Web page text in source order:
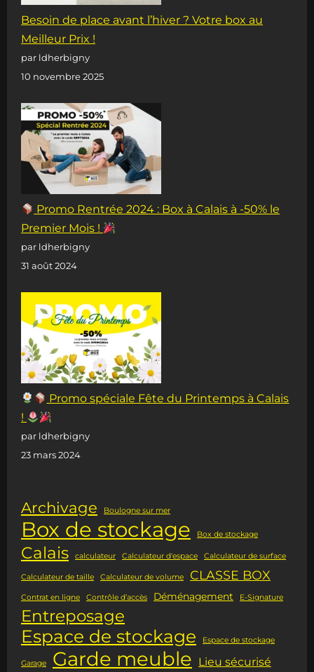
Besoin de place avant l’hiver ? Votre box au
Meilleur Prix !
par ldherbigny
10 novembre 2025
Promo Rentrée 2024 : Box à Calais à -50% le
Premier Mois !
par ldherbigny
31 août 2024
Promo spéciale Fête du Printemps à Calais
!
par ldherbigny
23 mars 2024
Archivage Boulogne sur mer
Box de stockage Box de stockage
Calais calculateur Calculateur d'espace Calculateur de surface
Calculateur de taille Calculateur de volume CLASSE BOX
Contrat en ligne Contrôle d’accès Déménagement E-Signature
Entreposage
Espace de stockage Espace de stockage
Garage Garde meuble Lieu sécurisé